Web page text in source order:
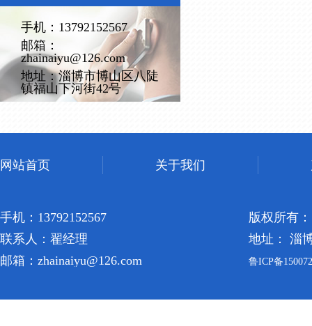
手机：13792152567
邮箱：
zhainaiyu@126.com
地址：淄博市博山区八陡
镇福山下河街42号
网站首页 关于我们
手机：13792152567
联系人：翟经理
邮箱：zhainaiyu@126.com
版权所有
地址： 淄
鲁ICP备